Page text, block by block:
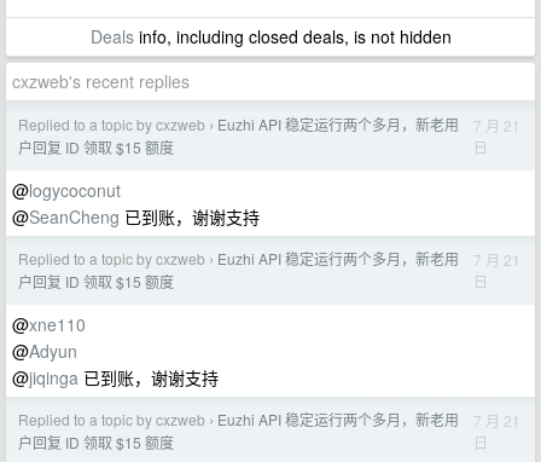
Dealsinfo, including closed deals, is not hidden
cxzweb's recent replies
Replied to a topic by cxzweb › Euzhi API 稳定运行两个多月，新老用
户回复 ID 领取 $15 额度
7 月 21
日
@logycoconut
@SeanCheng 已到账，谢谢支持
Replied to a topic by cxzweb › Euzhi API 稳定运行两个多月，新老用
户回复 ID 领取 $15 额度
7 月 21
日
@xne110
@Adyun
@jiqinga 已到账，谢谢支持
Replied to a topic by cxzweb › Euzhi API 稳定运行两个多月，新老用
户回复 ID 领取 $15 额度
7 月 21
日